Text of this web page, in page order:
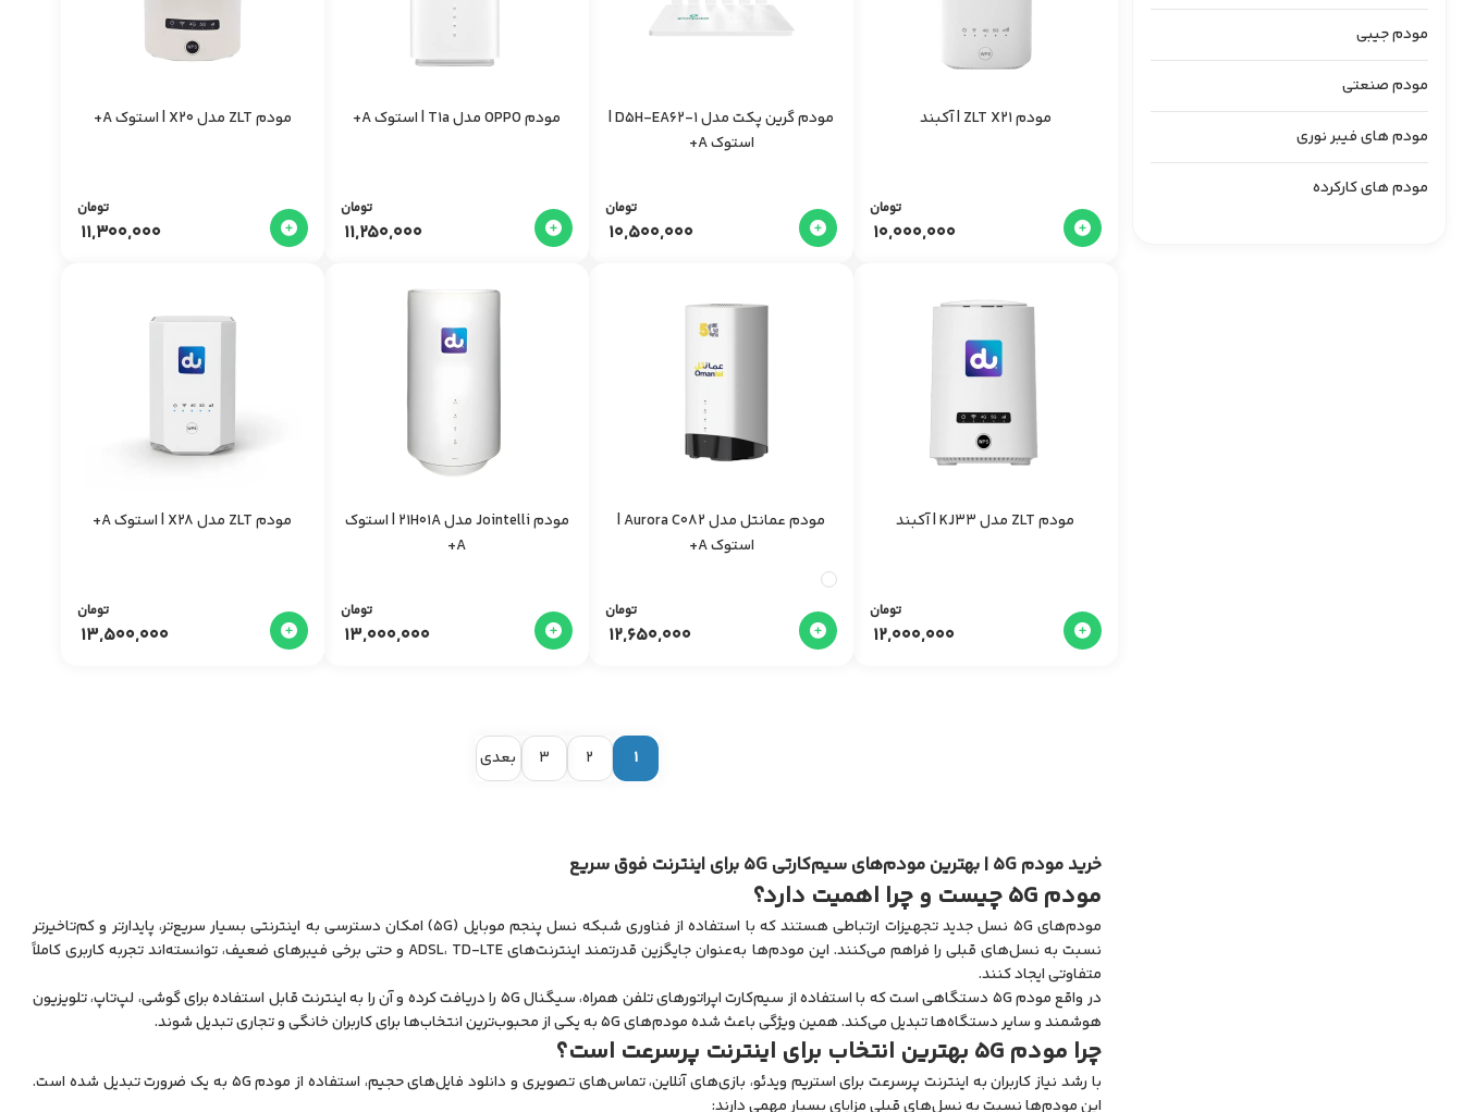
مودم جیبی
مودم صنعتی
مودم های فیبر نوری
مودم های کارکرده
مودم ZLT X21 | آکبند
10,000,000
تومان
مودم گرین پکت مدل D5H-EA62-1 |
استوک A+
10,500,000
تومان
مودم OPPO مدل T1a | استوک A+
11,250,000
تومان
مودم ZLT مدل X20 | استوک A+
11,300,000
تومان
مودم ZLT مدل KJ33 | آکبند
12,000,000
تومان
مودم عمانتل مدل Aurora C082 |
استوک A+
12,650,000
تومان
مودم Jointelli مدل 21H01A | استوک
A+
13,000,000
تومان
مودم ZLT مدل X28 | استوک A+
13,500,000
تومان
1
2
3 بعدی
خرید مودم 5G | بهترین مودم‌های سیم‌کارتی 5G برای اینترنت فوق سریع
مودم 5G چیست و چرا اهمیت دارد؟
مودم‌های 5G نسل جدید تجهیزات ارتباطی هستند که با استفاده از فناوری شبکه نسل پنجم موبایل (5G) امکان دسترسی به اینترنتی بسیار سریع‌تر، پایدارتر و کم‌تاخیرتر
نسبت به نسل‌های قبلی را فراهم می‌کنند. این مودم‌ها به‌عنوان جایگزین قدرتمند اینترنت‌های ADSL، TD-LTE و حتی برخی فیبرهای ضعیف، توانسته‌اند تجربه کاربری کاملاً
متفاوتی ایجاد کنند.
در واقع مودم 5G دستگاهی است که با استفاده از سیم‌کارت اپراتورهای تلفن همراه، سیگنال 5G را دریافت کرده و آن را به اینترنت قابل استفاده برای گوشی، لپ‌تاپ، تلویزیون
هوشمند و سایر دستگاه‌ها تبدیل می‌کند. همین ویژگی باعث شده مودم‌های 5G به یکی از محبوب‌ترین انتخاب‌ها برای کاربران خانگی و تجاری تبدیل شوند.
چرا مودم 5G بهترین انتخاب برای اینترنت پرسرعت است؟
با رشد نیاز کاربران به اینترنت پرسرعت برای استریم ویدئو، بازی‌های آنلاین، تماس‌های تصویری و دانلود فایل‌های حجیم، استفاده از مودم 5G به یک ضرورت تبدیل شده است.
این مودم‌ها نسبت به نسل‌های قبلی مزایای بسیار مهمی دارند: